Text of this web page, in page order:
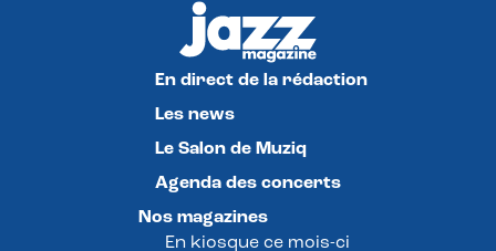
En direct de la rédaction
Les news
Le Salon de Muziq
Agenda des concerts
Nos magazines
En kiosque ce mois-ci